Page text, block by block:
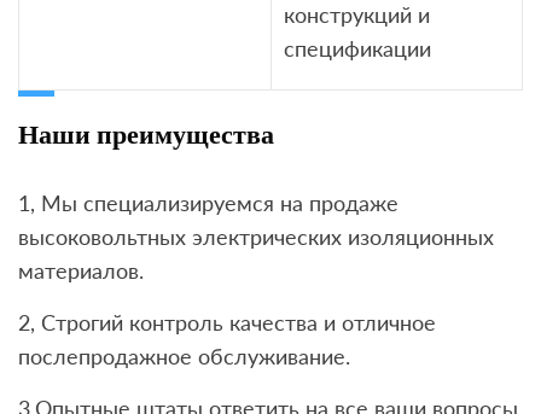
конструкций и
спецификации
Наши преимущества
1, Мы специализируемся на продаже
высоковольтных электрических изоляционных
материалов.
2, Строгий контроль качества и отличное
послепродажное обслуживание.
3,Опытные штаты ответить на все ваши вопросы